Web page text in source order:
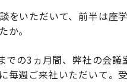
をいただいて、前半は座
か。
での3ヵ月間、弊社の会
毎週ご来社いただいて。